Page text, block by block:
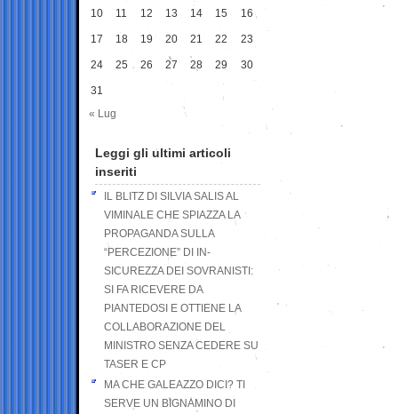
10 11 12 13 14 15 16
17 18 19 20 21 22 23
24 25 26 27 28 29 30
31
« Lug
Leggi gli ultimi articoli
inseriti
IL BLITZ DI SILVIA SALIS AL
VIMINALE CHE SPIAZZA LA
PROPAGANDA SULLA
“PERCEZIONE” DI IN-
SICUREZZA DEI SOVRANISTI:
SI FA RICEVERE DA
PIANTEDOSI E OTTIENE LA
COLLABORAZIONE DEL
MINISTRO SENZA CEDERE SU
TASER E CP
MA CHE GALEAZZO DICI? TI
SERVE UN BIGNAMINO DI